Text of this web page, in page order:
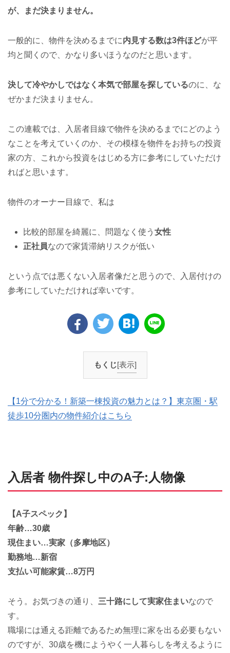
が、まだ決まりません。
一般的に、物件を決めるまでに内見する数は3件ほどが平
均と聞くので、かなり多いほうなのだと思います。
決して冷やかしではなく本気で部屋を探しているのに、な
ぜかまだ決まりません。
この連載では、入居者目線で物件を決めるまでにどのよう
なことを考えていくのか、その模様を物件をお持ちの投資
家の方、これから投資をはじめる方に参考にしていただけ
ればと思います。
物件のオーナー目線で、私は
比較的部屋を綺麗に、問題なく使う 女性
正社員なので家賃滞納リスクが低い
という点では悪くない入居者像だと思うので、入居付けの
参考にしていただければ幸いです。
もくじ[表示]
【1分で分かる！新築一棟投資の魅力とは？】東京圏・駅
徒歩10分圏内の物件紹介はこちら
入居者 物件探し中のA子:人物像
【A子スペック】
年齢…30歳
現住まい…実家（多摩地区）
勤務地…新宿
支払い可能家賃…8万円
そう。お気づきの通り、 三十路にして実家住まいなので
す。
職場には通える距離であるため無理に家を出る必要もない
のですが、30歳を機にようやく一人暮らしを考えるように